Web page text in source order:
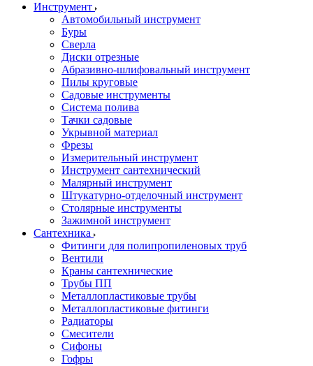
Инструмент
Автомобильный инструмент
Буры
Сверла
Диски отрезные
Абразивно-шлифовальный инструмент
Пилы круговые
Садовые инструменты
Система полива
Тачки садовые
Укрывной материал
Фрезы
Измерительный инструмент
Инструмент сантехнический
Малярный инструмент
Штукатурно-отделочный инструмент
Cтолярные инструменты
Зажимной инструмент
Сантехника
Фитинги для полипропиленовых труб
Вентили
Краны сантехнические
Трубы ПП
Металлопластиковые трубы
Металлопластиковые фитинги
Радиаторы
Смесители
Сифоны
Гофры